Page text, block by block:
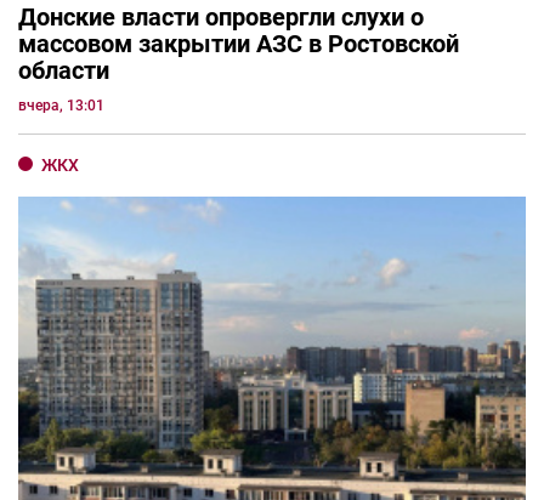
Донские власти опровергли слухи о
массовом закрытии АЗС в Ростовской
области
вчера, 13:01
ЖКХ